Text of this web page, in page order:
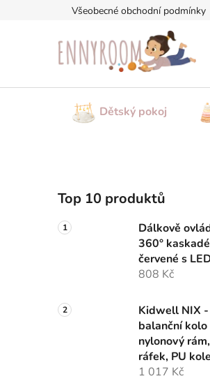
Všeobecné obchodní podmínky
Dětský pokoj
o
s
t
n
Top 10 produktů
Dálkově
360°
červené s
808 Kč
Kidwell NIX
balanční
nylonový
ráfek, PU
1 017 Kč